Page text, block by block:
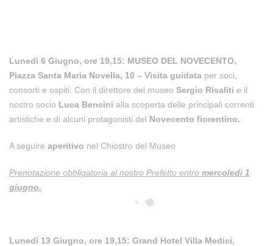
Lunedì 6 Giugno, ore 19,15: MUSEO DEL NOVECENTO,
Piazza Santa Maria Novella, 10 – Visita guidata per soci,
consorti e ospiti. Con il direttore del museo Sergio Risaliti e il
nostro socio Luca Bencini alla scoperta delle principali correnti
artistiche e di alcuni protagonisti del Novecento fiorentino.
A seguire aperitivo nel Chiostro del Museo
Prenotazione obbligatoria al nostro Prefetto entro mercoledì 1
giugno.
Lunedì 13 Giugno, ore 19,15: Grand Hotel Villa Medici,